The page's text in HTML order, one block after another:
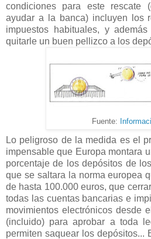
condiciones para este rescate
ayudar a la banca) incluyen los
impuestos habituales, y
quitarle un buen pellizco a los
Fuente:
Lo peligroso de la medida es el
impensable que Europa montara
porcentaje de los depósitos de
que se saltara la norma europea
de hasta 100.000 euros, que
todas las cuentas bancarias e
movimientos electrónicos desde
(incluido) para aprobar a toda
permiten saquear los depósitos...